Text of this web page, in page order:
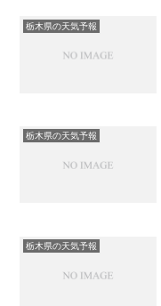
栃木県の天気予報
栃木県の天気予報
栃木県の天気予報